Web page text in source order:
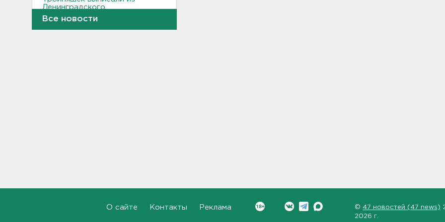
Ленинградского
перинатального центра
Все новости
О сайте Контакты Реклама © 47 новостей (47 news)
2026 г.